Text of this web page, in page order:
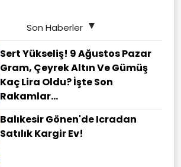
Son Haberler
Sert Yükseliş! 9 Ağustos Pazar
Gram, Çeyrek Altın Ve Gümüş
Kaç Lira Oldu? İşte Son
Rakamlar...
Balıkesir Gönen'de Icradan
Satılık Kargir Ev!